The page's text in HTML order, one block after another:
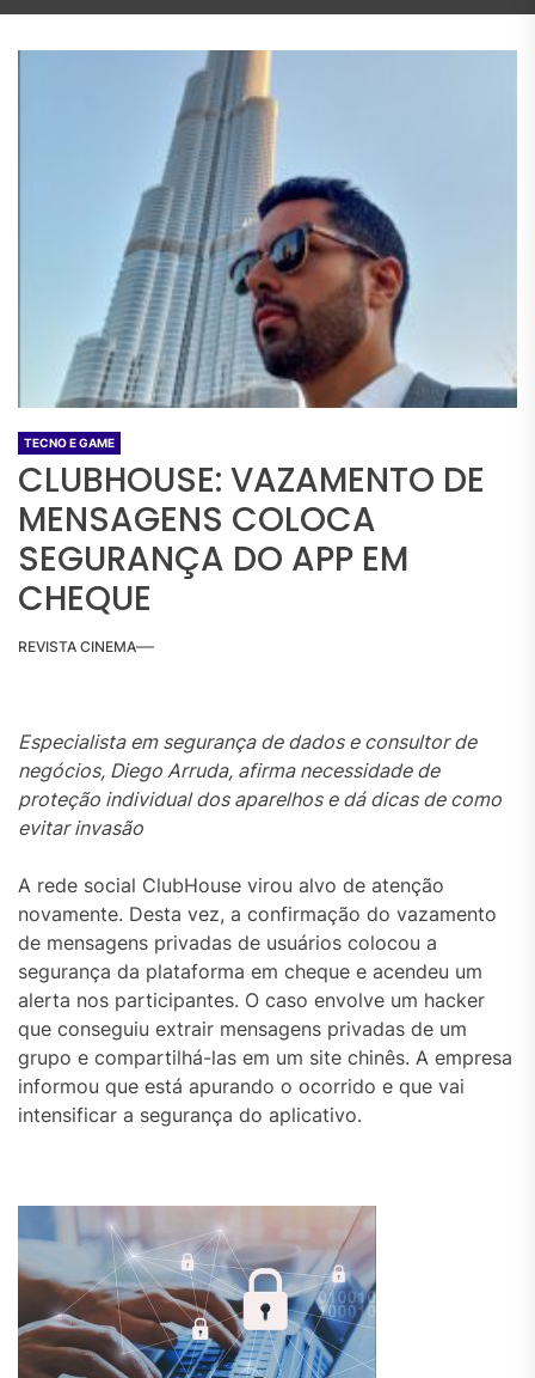
TECNO E GAME
CLUBHOUSE: VAZAMENTO DE
MENSAGENS COLOCA
SEGURANÇA DO APP EM
CHEQUE
REVISTA CINEMA
Especialista em segurança de dados e consultor de
negócios, Diego Arruda, afirma necessidade de
proteção individual dos aparelhos e dá dicas de como
evitar invasão
A rede social ClubHouse virou alvo de atenção
novamente. Desta vez, a confirmação do vazamento
de mensagens privadas de usuários colocou a
segurança da plataforma em cheque e acendeu um
alerta nos participantes. O caso envolve um hacker
que conseguiu extrair mensagens privadas de um
grupo e compartilhá-las em um site chinês. A empresa
informou que está apurando o ocorrido e que vai
intensificar a segurança do aplicativo.